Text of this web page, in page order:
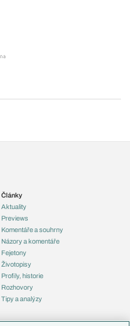
Články
Aktuality
Previews
Komentáře a souhrny
Názory a komentáře
Fejetony
Životopisy
Profily, historie
Rozhovory
Tipy a analýzy